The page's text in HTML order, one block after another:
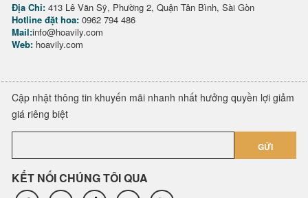
Địa Chỉ: 413 Lê Văn Sỹ, Phường 2, Quận Tân Bình, Sài Gòn
Hotline đặt hoa: 0962 794 486
Mail:info@hoavily.com
Web: hoavily.com
Cập nhật thông tin khuyến mãi nhanh nhất hưởng quyền lợi giảm
giá riêng biệt
GỬI
KẾT NỐI CHÚNG TÔI QUA